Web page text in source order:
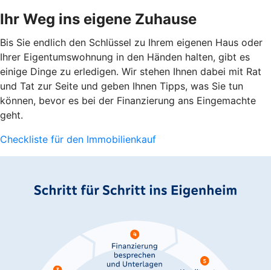
Ihr Weg ins eigene Zuhause
Bis Sie endlich den Schlüssel zu Ihrem eigenen Haus oder
Ihrer Eigentumswohnung in den Händen halten, gibt es
einige Dinge zu erledigen. Wir stehen Ihnen dabei mit Rat
und Tat zur Seite und geben Ihnen Tipps, was Sie tun
können, bevor es bei der Finanzierung ans Eingemachte
geht.
Checkliste für den Immobilienkauf